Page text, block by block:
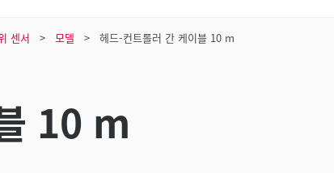
센서 모델 헤드-컨트롤러 간 케이블 10 m
10 m